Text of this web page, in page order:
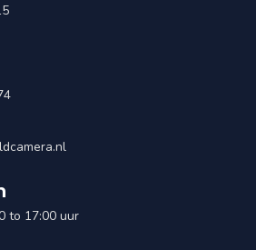
to 17:00 uur